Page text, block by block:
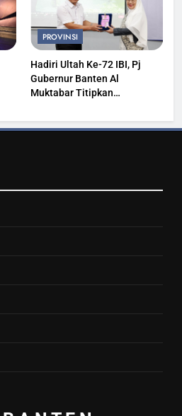
PROVINSI
Hadiri Ultah Ke-72 IBI, Pj
Gubernur Banten Al
Muktabar Titipkan